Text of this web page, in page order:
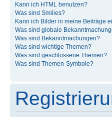
Kann ich HTML benutzen?
Was sind Smilies?
Kann ich Bilder in meine Beiträge
Was sind globale
Was sind Bekanntmachungen?
Was sind wichtige Themen?
Was sind geschlossene Themen?
Was sind Themen-Symbole?